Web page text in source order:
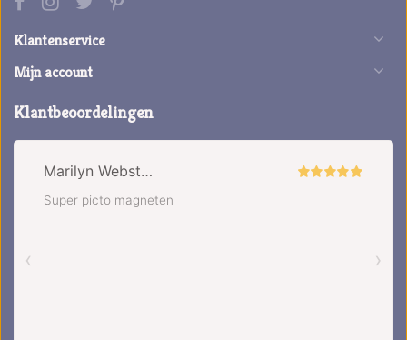
Klantenservice
Mijn account
Klantbeoordelingen